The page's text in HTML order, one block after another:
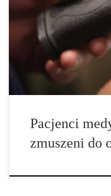
ma na celu
postanowieniami Hawaii
„pozbawiony jesteś
palnej. Medyczna
palnej oraz […]
Pacjenci
zmuszeni do